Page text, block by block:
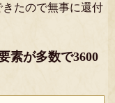
たので無事に還付
素が多数で3600